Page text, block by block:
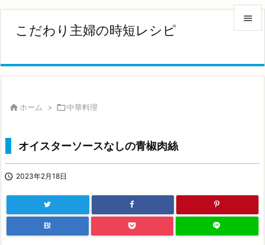
こだわり主婦の時短レシピ



 ホーム > 中華料理
オイスターソースなしの青椒肉絲
 2023年2月18日
B!